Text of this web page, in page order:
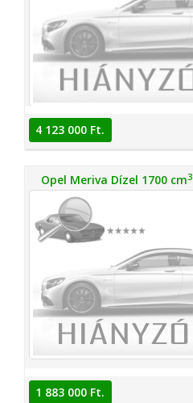
4 123 000 Ft.
Opel Meriva Dízel 1700 cm3
1 883 000 Ft.